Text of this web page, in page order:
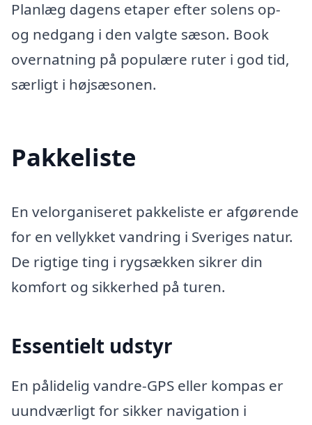
Planlæg dagens etaper efter solens op-
og nedgang i den valgte sæson. Book
overnatning på populære ruter i god tid,
særligt i højsæsonen.
Pakkeliste
En velorganiseret pakkeliste er afgørende
for en vellykket vandring i Sveriges natur.
De rigtige ting i rygsækken sikrer din
komfort og sikkerhed på turen.
Essentielt udstyr
En pålidelig vandre-GPS eller kompas er
uundværligt for sikker navigation i